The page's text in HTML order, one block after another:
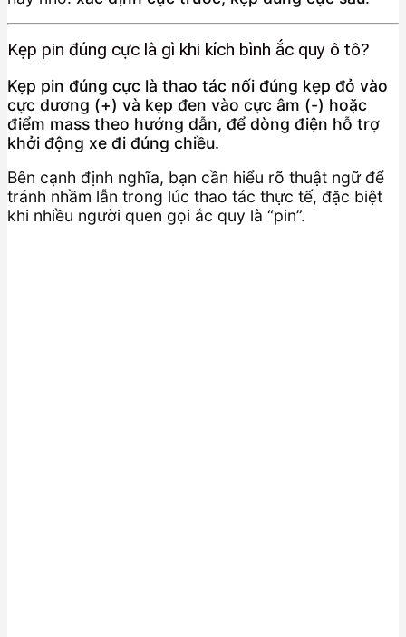
Kẹp pin đúng cực là gì khi kích bình ắc quy ô tô?
Kẹp pin đúng cực là thao tác nối đúng kẹp đỏ vào
cực dương (+) và kẹp đen vào cực âm (-) hoặc
điểm mass theo hướng dẫn, để dòng điện hỗ trợ
khởi động xe đi đúng chiều.
Bên cạnh định nghĩa, bạn cần hiểu rõ thuật ngữ để
tránh nhầm lẫn trong lúc thao tác thực tế, đặc biệt
khi nhiều người quen gọi ắc quy là “pin”.